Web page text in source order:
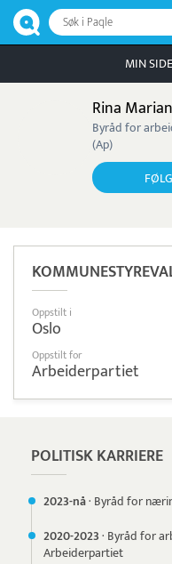
Søk i Paqle
MIN SIDE
Rina
Byråd for
(Ap)
FØLG
Oppstilt i
Oslo
Oppstilt for
Arbeiderpartiet
POLITISK KARRIERE
2023-nå· Byråd for
2020-2023· Byråd for
Arbeiderpartiet